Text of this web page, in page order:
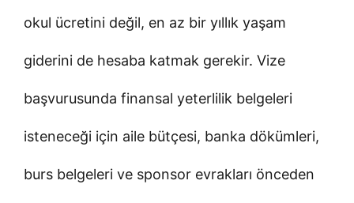
okul ücretini değil, en az bir yıllık yaşam
giderini de hesaba katmak gerekir. Vize
başvurusunda finansal yeterlilik belgeleri
isteneceği için aile bütçesi, banka dökümleri,
burs belgeleri ve sponsor evrakları önceden